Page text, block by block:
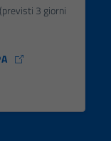
3 giorni